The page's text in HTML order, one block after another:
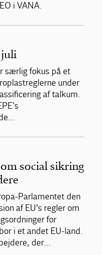
i VANA.
juli
særlig fokus på et
under
af talkum.
social sikring
Parlamentet den
af EU’s regler om
for
i et andet EU-land.
der…